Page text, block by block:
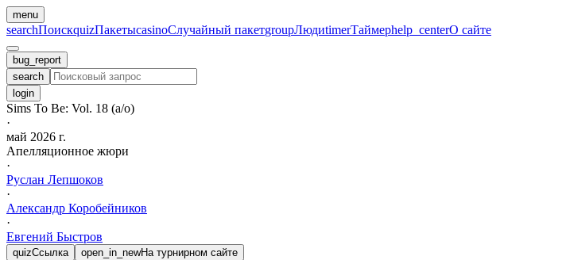
menu
searchПоискquizПакетыcasinoСлучайный пакетgroupЛюдиtimerТаймерhelp_centerО сайте
bug_report
search
login
Sims To Be: Vol. 18 (а/о)
·
май 2026 г.
Апелляционное жюри
·
Руслан Лепшоков
·
Александр Коробейников
·
Евгений Быстров
quizСсылка open_in_newНа турнирном сайте